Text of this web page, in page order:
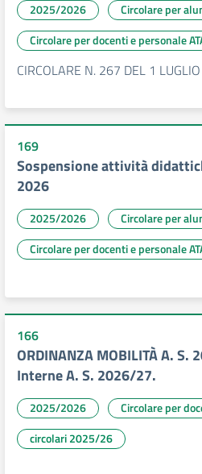
2025/2026
Circolare per
Circolare per docenti e personale
CIRCOLARE N. 267 DEL 1
169
Sospensione attività
2026
2025/2026
Circolare per
Circolare per docenti e personale
166
ORDINANZA MOBILITÀ A.
Interne A. S. 2026/27.
2025/2026
Circolare per
circolari 2025/26